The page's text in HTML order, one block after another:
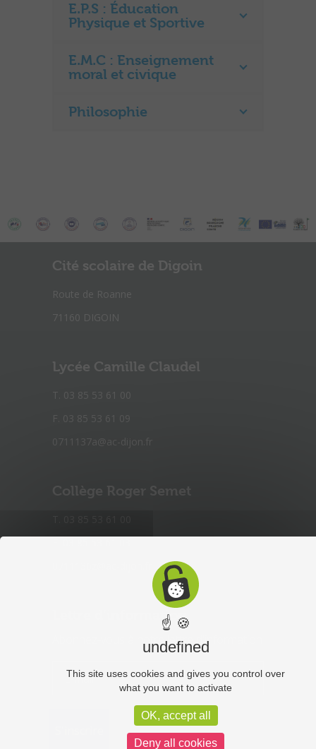
E.P.S : Éducation
Physique et Sportive
E.M.C : Enseignement
moral et civique
Philosophie
Cité scolaire de Digoin
Route de Roanne
71160 DIGOIN
Lycée Camille Claudel
T. 03 85 53 61 00
F. 03 85 53 61 09
0711137a@ac-dijon.fr
Lettre d’information
Abonnez-vous à notre lettre d'information
☝ 🍪
undefined
This site uses cookies and gives you control over
what you want to activate
OK, accept all
Deny all cookies